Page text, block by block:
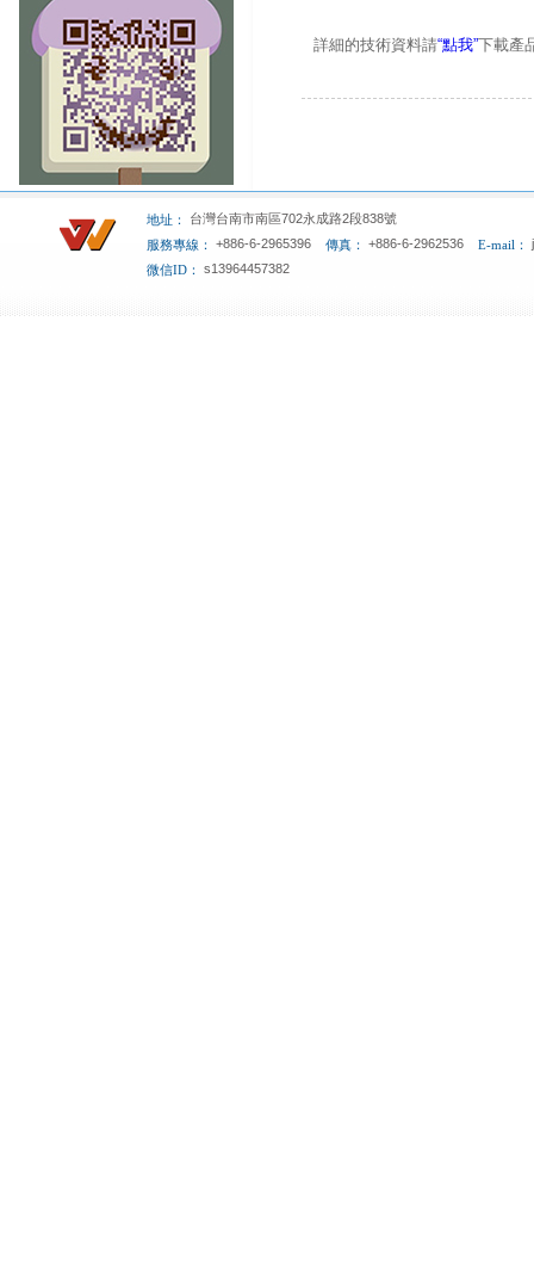
詳細的技術資料請“點我”下載產
地址：
台灣台南市南區702永成路2段838號
服務專線：
+886-6-2965396 傳真： +886-6-2962536 E-mail：
微信ID：
s13964457382